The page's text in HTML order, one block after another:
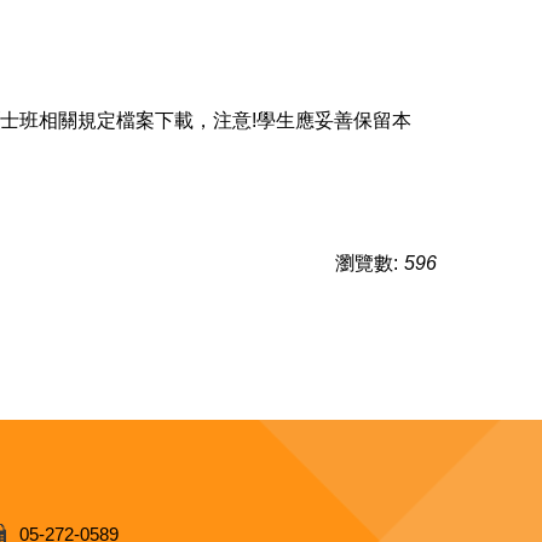
班相關規定檔案下載，注意!學生應妥善保留本
瀏覽數: 596
05-272-0589